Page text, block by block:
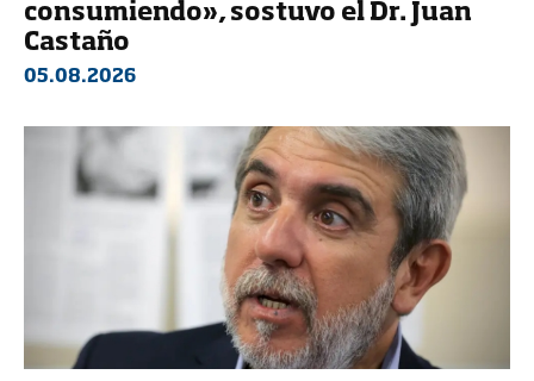
consumiendo», sostuvo el Dr. Juan
Castaño
05.08.2026